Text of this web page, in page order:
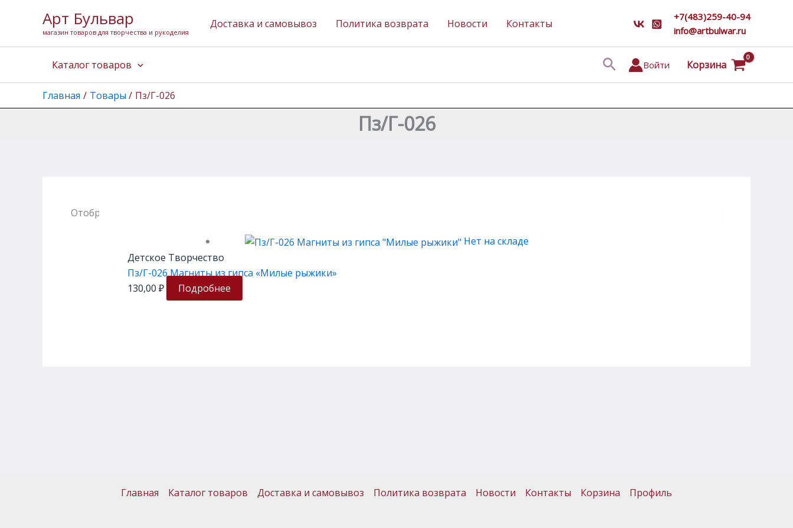
содержимому
Арт Бульвар
магазин товаров для творчества и рукоделия
Доставка и самовывоз Политика возврата Новости Контакты
+7(483)259-40-94
info@artbulwar.ru
Каталог товаров ПоискВойти Корзина
Главная Товары Пз/Г-026
Пз/Г-026
Отображение единственного товара
Нет на складе
Детское Творчество
Пз/Г-026 Магниты из гипса «Милые рыжики»
130,00 ₽ Подробнее
Главная Каталог товаров Доставка и самовывоз Политика возврата Новости Контакты Корзина Профиль